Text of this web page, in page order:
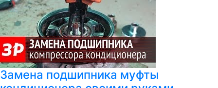
Замена подшипника муфты